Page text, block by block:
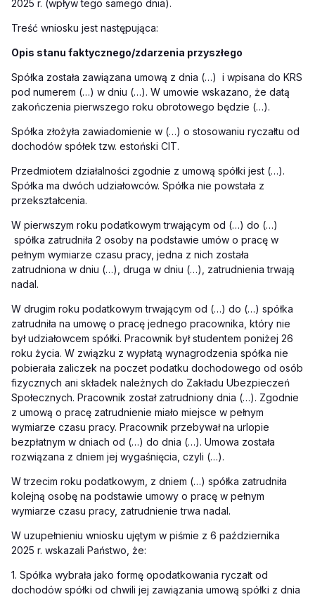
2025 r. (wpływ tego samego dnia).
Treść wniosku jest następująca:
Opis stanu faktycznego/zdarzenia przyszłego
Spółka została zawiązana umową z dnia (…) i wpisana do KRS
pod numerem (…) w dniu (…). W umowie wskazano, że datą
zakończenia pierwszego roku obrotowego będzie (…).
Spółka złożyła zawiadomienie w (…) o stosowaniu ryczałtu od
dochodów spółek tzw. estoński CIT.
Przedmiotem działalności zgodnie z umową spółki jest (…).
Spółka ma dwóch udziałowców. Spółka nie powstała z
przekształcenia.
W pierwszym roku podatkowym trwającym od (…) do (…)
spółka zatrudniła 2 osoby na podstawie umów o pracę w
pełnym wymiarze czasu pracy, jedna z nich została
zatrudniona w dniu (…), druga w dniu (…), zatrudnienia trwają
nadal.
W drugim roku podatkowym trwającym od (…) do (…) spółka
zatrudniła na umowę o pracę jednego pracownika, który nie
był udziałowcem spółki. Pracownik był studentem poniżej 26
roku życia. W związku z wypłatą wynagrodzenia spółka nie
pobierała zaliczek na poczet podatku dochodowego od osób
fizycznych ani składek należnych do Zakładu Ubezpieczeń
Społecznych. Pracownik został zatrudniony dnia (…). Zgodnie
z umową o pracę zatrudnienie miało miejsce w pełnym
wymiarze czasu pracy. Pracownik przebywał na urlopie
bezpłatnym w dniach od (…) do dnia (…). Umowa została
rozwiązana z dniem jej wygaśnięcia, czyli (…).
W trzecim roku podatkowym, z dniem (…) spółka zatrudniła
kolejną osobę na podstawie umowy o pracę w pełnym
wymiarze czasu pracy, zatrudnienie trwa nadal.
W uzupełnieniu wniosku ujętym w piśmie z 6 października
2025 r. wskazali Państwo, że:
1. Spółka wybrała jako formę opodatkowania ryczałt od
dochodów spółki od chwili jej zawiązania umową spółki z dnia